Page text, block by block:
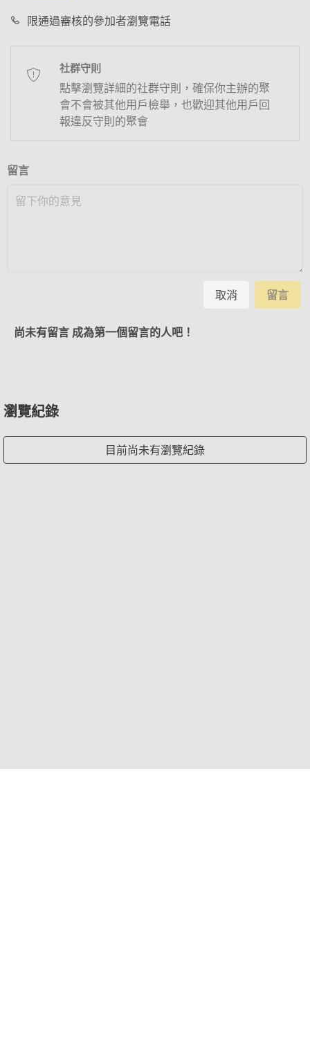
限通過審核的參加者瀏覽電話
社群守則
點擊瀏覽詳細的社群守則，確保你主辦的聚
會不會被其他用戶檢舉，也歡迎其他用戶回
報違反守則的聚會
留言
取消 留言
尚未有留言 成為第一個留言的人吧！
瀏覽紀錄
目前尚未有瀏覽紀錄